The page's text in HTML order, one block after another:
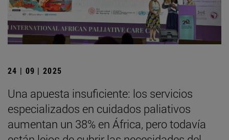
24 | 09 | 2025
Una apuesta insuficiente: los servicios
especializados en cuidados paliativos
aumentan un 38% en África, pero todavía